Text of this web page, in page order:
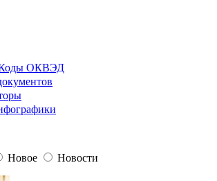
ОКВЭД
Новое Новости